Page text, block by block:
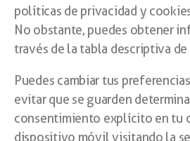
políticas de privacidad y
No obstante, puedes obtener
través de la tabla descriptiva
Puedes cambiar tus
evitar que se guarden
consentimiento explícito en tu
dispositivo móvil visitando la